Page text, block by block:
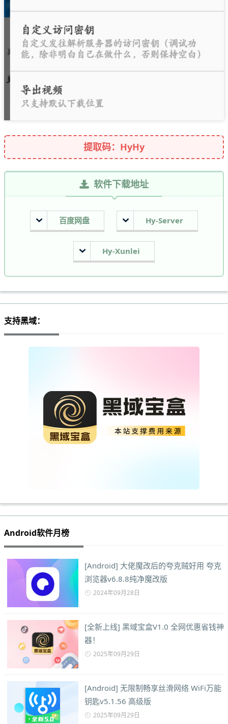
提取码：HyHy
软件下载地址
百度网盘 Hy-Server
Hy-Xunlei
支持黑域：
Android软件月榜
[Android] 大佬魔改后的夸克贼好用 夸克
浏览器v6.8.8纯净魔改版
2024年09月28日
[全新上线] 黑域宝盒V1.0 全网优惠省钱神
器！
2025年09月29日
[Android] 无限制畅享丝滑网络 WiFi万能
钥匙v5.1.56 高级版
2025年09月29日